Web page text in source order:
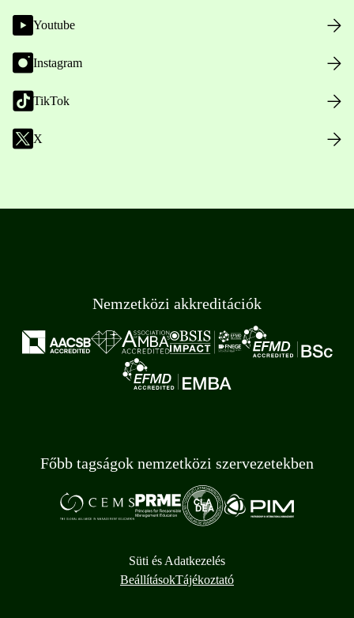
Youtube
Instagram
TikTok
X
Nemzetközi akkreditációk
Főbb tagságok nemzetközi szervezetekben
Süti és Adatkezelés
BeállításokTájékoztató